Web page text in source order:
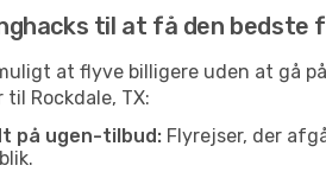
til at få den bedste
at flyve billigere uden at gå
Rockdale, TX:
på ugen-tilbud: Flyrejser, der